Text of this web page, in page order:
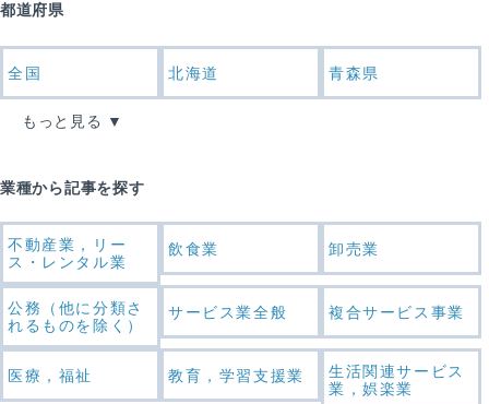
都道府県
全国 北海道 青森県
もっと見る
業種から記事を探す
不動産業，リー
ス・レンタル業
飲食業 卸売業
公務（他に分類さ
れるものを除く）
サービス業全般 複合サービス事業
医療，福祉 教育，学習支援業
生活関連サービス
業，娯楽業